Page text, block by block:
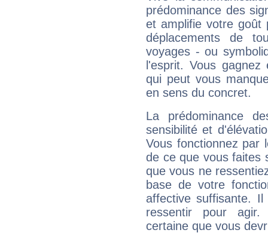
prédominance des
et amplifie votre goût
déplacements de
voyages - ou
l'esprit. Vous
qui peut vous
en sens du concret.
La prédominance
sensibilité et
Vous fonctionnez
de ce que vous faites
que vous ne
base de votre
affective suffisante.
ressentir pour agir.
certaine que vous